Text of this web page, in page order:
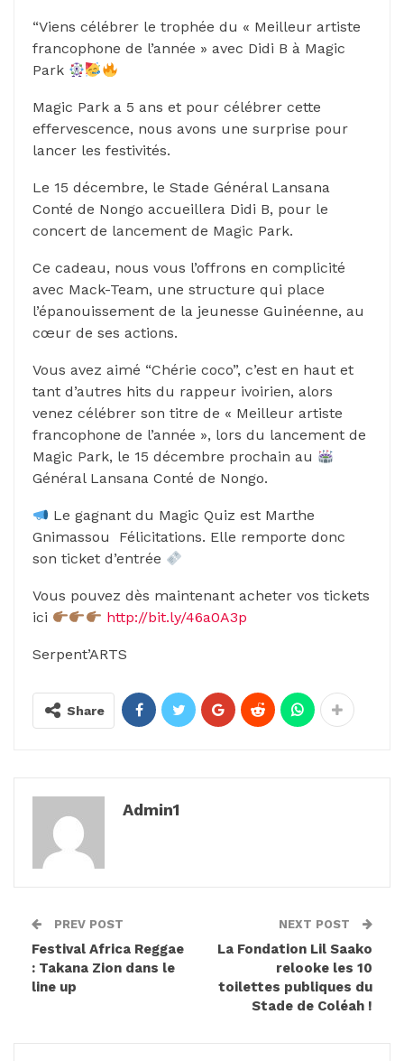
“Viens célébrer le trophée du « Meilleur artiste
francophone de l’année » avec Didi B à Magic
Park
Magic Park a 5 ans et pour célébrer cette
effervescence, nous avons une surprise pour
lancer les festivités.
Le 15 décembre, le Stade Général Lansana
Conté de Nongo accueillera Didi B, pour le
concert de lancement de Magic Park.
Ce cadeau, nous vous l’offrons en complicité
avec Mack-Team, une structure qui place
l’épanouissement de la jeunesse Guinéenne, au
cœur de ses actions.
Vous avez aimé “Chérie coco”, c’est en haut et
tant d’autres hits du rappeur ivoirien, alors
venez célébrer son titre de « Meilleur artiste
francophone de l’année », lors du lancement de
Magic Park, le 15 décembre prochain au
Général Lansana Conté de Nongo.
Le gagnant du Magic Quiz est Marthe
Gnimassou Félicitations. Elle remporte donc
son ticket d’entrée
Vous pouvez dès maintenant acheter vos tickets
ici
http://bit.ly/46a0A3p
Serpent’ARTS
Share
Admin1
PREV POST
Festival Africa Reggae
: Takana Zion dans le
line up
NEXT POST
La Fondation Lil Saako
relooke les 10
toilettes publiques du
Stade de Coléah !